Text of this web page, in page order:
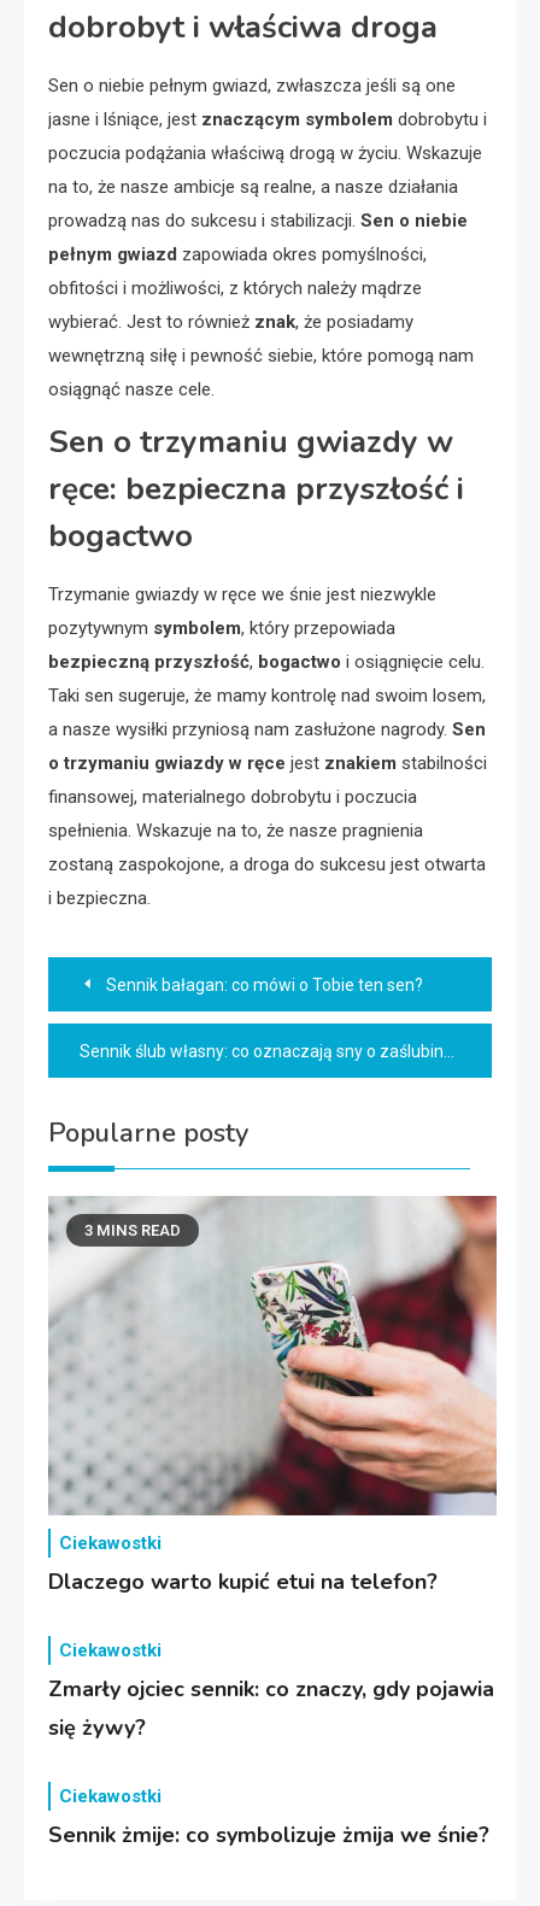
dobrobyt i właściwa droga
Sen o niebie pełnym gwiazd, zwłaszcza jeśli są one
jasne i lśniące, jest znaczącym symbolem dobrobytu i
poczucia podążania właściwą drogą w życiu. Wskazuje
na to, że nasze ambicje są realne, a nasze działania
prowadzą nas do sukcesu i stabilizacji. Sen o niebie
pełnym gwiazd zapowiada okres pomyślności,
obfitości i możliwości, z których należy mądrze
wybierać. Jest to również znak, że posiadamy
wewnętrzną siłę i pewność siebie, które pomogą nam
osiągnąć nasze cele.
Sen o trzymaniu gwiazdy w
ręce: bezpieczna przyszłość i
bogactwo
Trzymanie gwiazdy w ręce we śnie jest niezwykle
pozytywnym symbolem, który przepowiada
bezpieczną przyszłość, bogactwo i osiągnięcie celu.
Taki sen sugeruje, że mamy kontrolę nad swoim losem,
a nasze wysiłki przyniosą nam zasłużone nagrody. Sen
o trzymaniu gwiazdy w ręce jest znakiem stabilności
finansowej, materialnego dobrobytu i poczucia
spełnienia. Wskazuje na to, że nasze pragnienia
zostaną zaspokojone, a droga do sukcesu jest otwarta
i bezpieczna.
Nawigacja
wpisu
Sennik bałagan: co mówi o Tobie ten sen?
Sennik ślub własny: co oznaczają sny o zaślubinach?
Popularne posty
3 MINS READ
Ciekawostki
Dlaczego warto kupić etui na telefon?
Ciekawostki
Zmarły ojciec sennik: co znaczy, gdy pojawia
się żywy?
Ciekawostki
Sennik żmije: co symbolizuje żmija we śnie?